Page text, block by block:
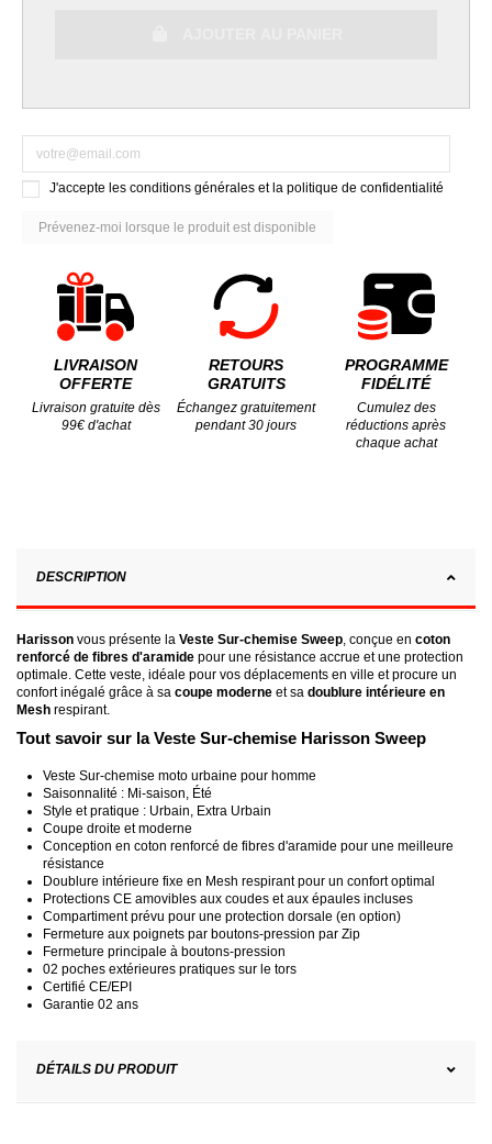
J'accepte les conditions générales et la politique de confidentialité
LIVRAISON
OFFERTE
Livraison gratuite dès
99€ d'achat
RETOURS
GRATUITS
Échangez gratuitement
pendant 30 jours
PROGRAMME
FIDÉLITÉ
Cumulez des
réductions après
chaque achat
DESCRIPTION
Harisson vous présente la Veste Sur-chemise Sweep, conçue en coton
renforcé de fibres d'aramide pour une résistance accrue et une protection
optimale. Cette veste, idéale pour vos déplacements en ville et procure un
confort inégalé grâce à sa coupe moderne et sa doublure intérieure en
Mesh respirant.
Tout savoir sur la Veste Sur-chemise Harisson Sweep
Veste Sur-chemise moto urbaine pour homme
Saisonnalité : Mi-saison, Été
Style et pratique : Urbain, Extra Urbain
Coupe droite et moderne
Conception en coton renforcé de fibres d'aramide pour une meilleure
résistance
Doublure intérieure fixe en Mesh respirant pour un confort optimal
Protections CE amovibles aux coudes et aux épaules incluses
Compartiment prévu pour une protection dorsale (en option)
Fermeture aux poignets par boutons-pression par Zip
Fermeture principale à boutons-pression
02 poches extérieures pratiques sur le tors
Certifié CE/EPI
Garantie 02 ans
DÉTAILS DU PRODUIT